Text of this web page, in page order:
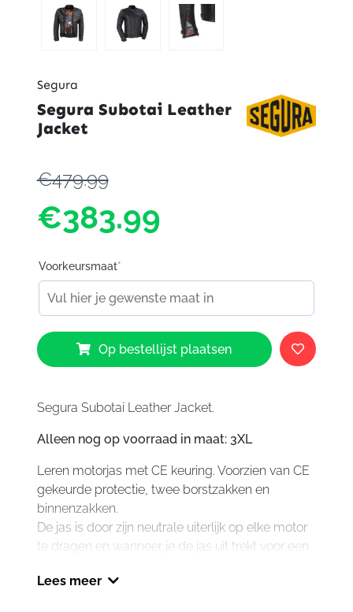
Segura
Segura Subotai Leather
Jacket
€479.99
€383.99
Voorkeursmaat*
Segura
Subotai
Leather
aantal
Op bestellijst plaatsen
Segura Subotai Leather Jacket.
Alleen nog op voorraad in maat: 3XL
Leren motorjas met CE keuring. Voorzien van CE
gekeurde protectie, twee borstzakken en
binnenzakken.
De jas is door zijn neutrale uiterlijk op elke motor
te dragen en wanneer je de jas uit trekt voor een
met zijn unieke binnenvoering.
Lees meer